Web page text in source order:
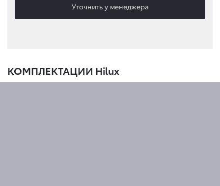
Уточнить у менеджера
КОМПЛЕКТАЦИИ Hilux